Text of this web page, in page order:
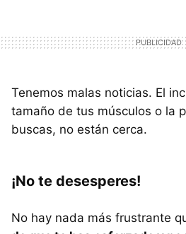
Tenemos malas noticias. El
tamaño de tus músculos o la
buscas, no están cerca.
¡No te desesperes!
No hay nada más frustrante